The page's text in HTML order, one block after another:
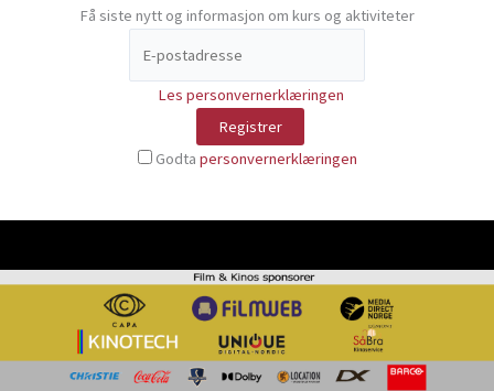
Få siste nytt og informasjon om kurs og aktiviteter
Les personvernerklæringen
Godta personvernerklæringen